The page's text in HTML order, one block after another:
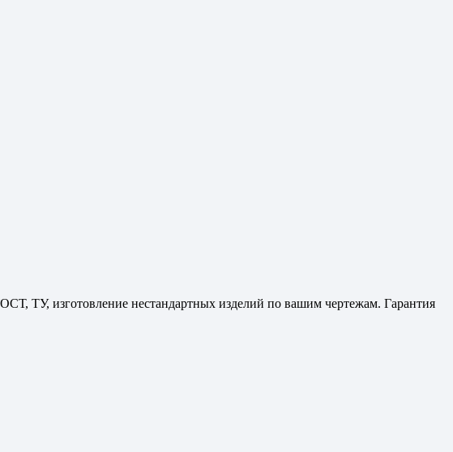
ТУ, изготовление нестандартных изделий по вашим чертежам. Гарантия